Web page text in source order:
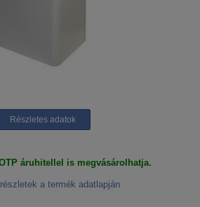
Részletes adatok
áruhitellel is megvásárolhatja.
a termék adatlapján